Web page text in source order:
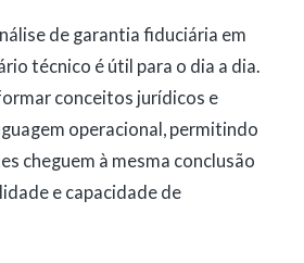
de garantia fiduciária em
técnico é útil para o dia a dia.
conceitos jurídicos e
operacional, permitindo
cheguem à mesma conclusão
e capacidade de